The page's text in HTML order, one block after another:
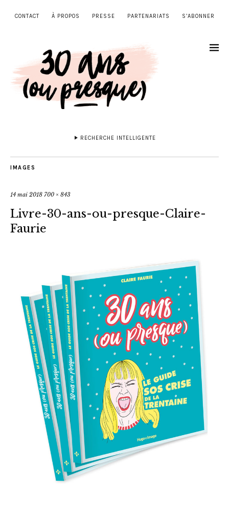
CONTACT À PROPOS PRESSE PARTENARIATS S’ABONNER
RECHERCHE INTELLIGENTE
IMAGES
14 mai 2018 700 × 843
Livre-30-ans-ou-presque-Claire-
Faurie